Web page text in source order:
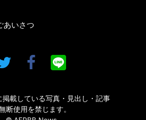
あいさつ
掲載している写真・見出し・記事
断使用を禁じます。